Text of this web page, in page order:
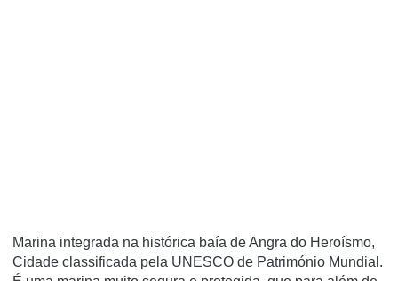
Marina integrada na histórica baía de Angra do Heroísmo,
Cidade classificada pela UNESCO de Património Mundial.